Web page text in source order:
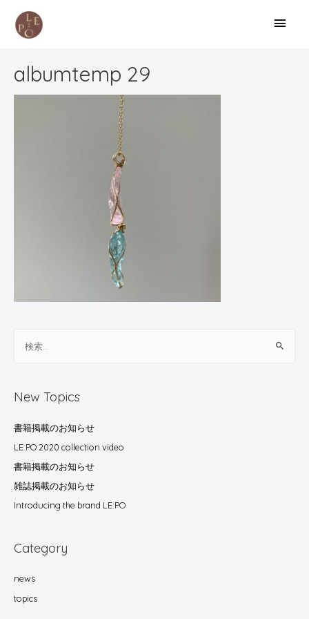
New Topics
書籍掲載のお知らせ
LE:PO 2020 collection video
書籍掲載のお知らせ
雑誌掲載のお知らせ
Introducing the brand LE:PO
Category
news
topics
albumtemp 29